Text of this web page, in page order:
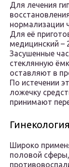
Для лечения
нормализации
Для её
медицинский –
Засушенные
стеклянную
оставляют в
По истечении
ложечку
принимают
Гинекология
Широко
половой